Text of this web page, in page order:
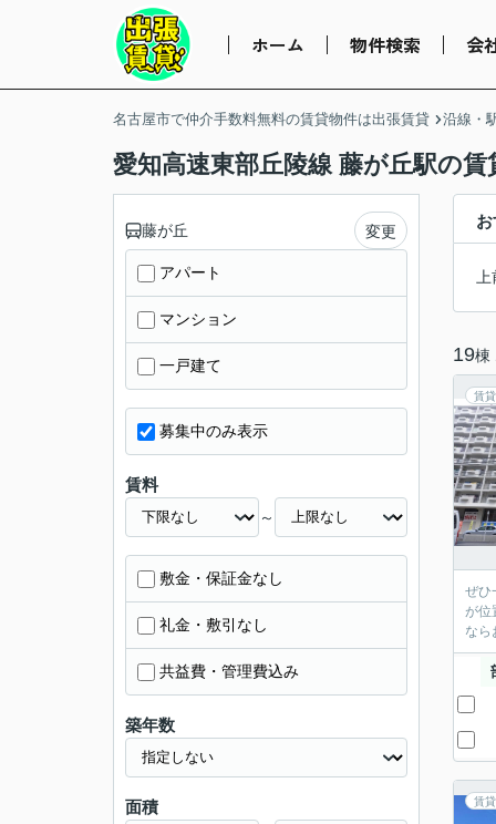
ホーム 物件検索 会
名古屋市で仲介手数料無料の賃貸物件は出張賃貸 沿線・
愛知高速東部丘陵線 藤が丘駅の賃
19棟
賃
ぜひ
が位
なら
賃
藤が丘 変更
アパート
マンション
一戸建て
募集中のみ表示
賃料
～
敷金・保証金なし
礼金・敷引なし
共益費・管理費込み
築年数
面積